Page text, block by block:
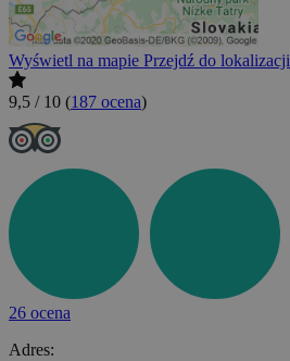
Wyświetl na mapie Przejdź do lokalizacji
9,5 / 10 (187 ocena)
26 ocena
Adres: